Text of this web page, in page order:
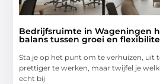
Bedrijfsruimte in Wageningen
balans tussen groei en
Sta je op het punt om te verhuizen, uit
prettiger te werken, maar twijfel je
echt bij